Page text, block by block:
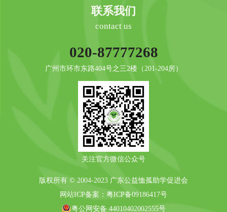
联系我们
contact us
020-87777268
广州市环市东路404号之三2楼（201-204房）
关注官方微信公众号
版权所有 © 2004-2023 广东公益恤孤助学促进会
网站ICP备案： 粤ICP备09186417号
粤公网安备 44010402002555号